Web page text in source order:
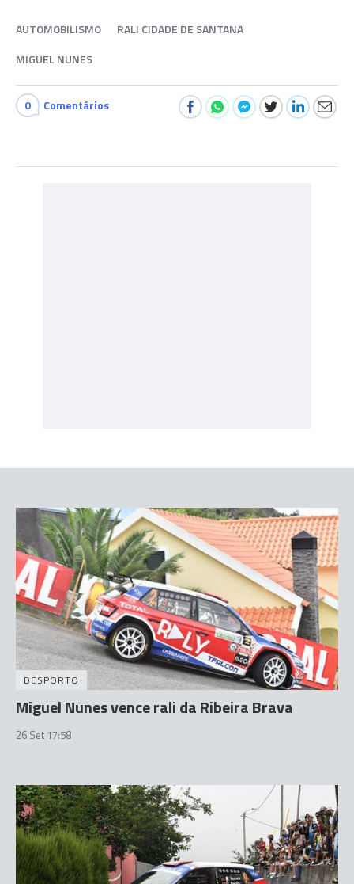
AUTOMOBILISMO
RALI CIDADE DE SANTANA
MIGUEL NUNES
0 Comentários
DESPORTO
Miguel Nunes vence rali da Ribeira Brava
26 Set 17:58